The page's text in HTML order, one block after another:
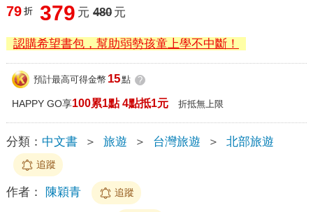
79 折 379 元 480 元
認購希望書包，幫助弱勢孩童上學不中斷！
預計最高可得金幣 15點 ?
HAPPY GO享100累1點 4點抵1元 折抵無上限
分類： 中文書 ＞ 旅遊 ＞ 台灣旅遊 ＞ 北部旅遊
追蹤
作者： 陳穎青 追蹤